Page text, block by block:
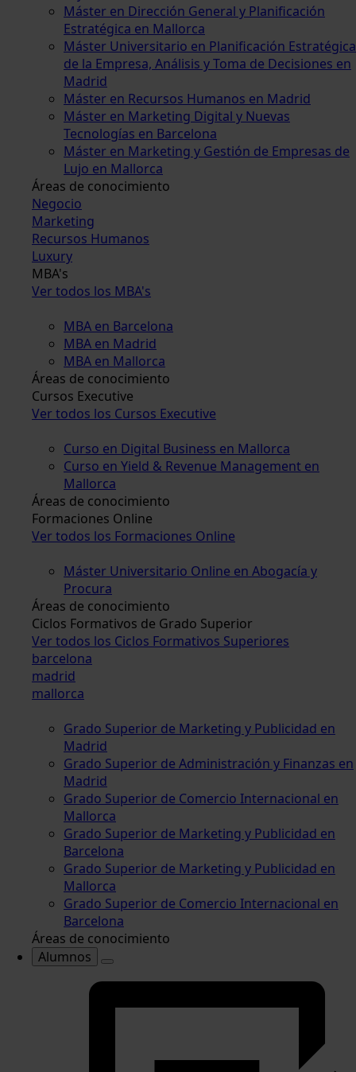
Máster en Dirección General y Planificación
Estratégica en Mallorca
Máster Universitario en Planificación Estratégica
de la Empresa, Análisis y Toma de Decisiones en
Madrid
Máster en Recursos Humanos en Madrid
Máster en Marketing Digital y Nuevas
Tecnologías en Barcelona
Máster en Marketing y Gestión de Empresas de
Lujo en Mallorca
Áreas de conocimiento
Negocio
Marketing
Recursos Humanos
Luxury
MBA's
Ver todos los MBA's
MBA en Barcelona
MBA en Madrid
MBA en Mallorca
Áreas de conocimiento
Cursos Executive
Ver todos los Cursos Executive
Curso en Digital Business en Mallorca
Curso en Yield & Revenue Management en
Mallorca
Áreas de conocimiento
Formaciones Online
Ver todos los Formaciones Online
Máster Universitario Online en Abogacía y
Procura
Áreas de conocimiento
Ciclos Formativos de Grado Superior
Ver todos los Ciclos Formativos Superiores
barcelona
madrid
mallorca
Grado Superior de Marketing y Publicidad en
Madrid
Grado Superior de Administración y Finanzas en
Madrid
Grado Superior de Comercio Internacional en
Mallorca
Grado Superior de Marketing y Publicidad en
Barcelona
Grado Superior de Marketing y Publicidad en
Mallorca
Grado Superior de Comercio Internacional en
Barcelona
Áreas de conocimiento
Alumnos